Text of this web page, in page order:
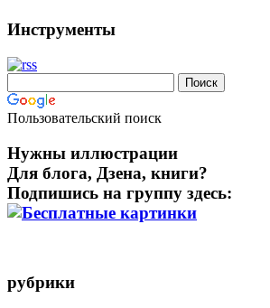
Инструменты
Пользовательский поиск
Нужны иллюстрации
Для блога, Дзена, книги?
Подпишись на группу здесь:
рубрики